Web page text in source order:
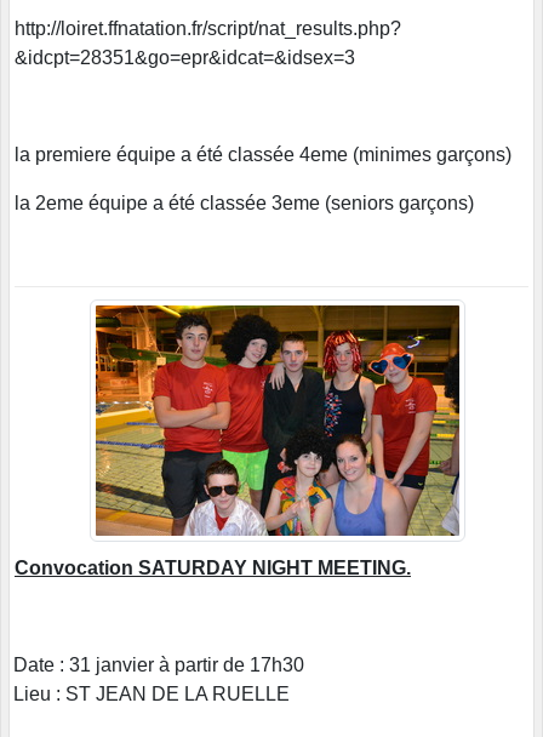
http://loiret.ffnatation.fr/script/nat_results.php?
&idcpt=28351&go=epr&idcat=&idsex=3
la premiere équipe a été classée 4eme (minimes garçons)
la 2eme équipe a été classée 3eme (seniors garçons)
Convocation SATURDAY NIGHT MEETING.
Date : 31 janvier à partir de 17h30
Lieu : ST JEAN DE LA RUELLE